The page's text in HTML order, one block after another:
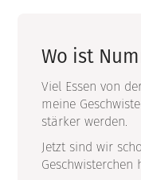
Wo ist
Viel Essen von
meine
stärker werden.
Jetzt sind wir